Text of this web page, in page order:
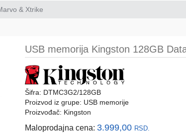
& Xtrike
USB memorija Kingston 128GB
Šifra: DTMC3G2/128GB
Proizvod iz grupe: USB memorije
Proizvođač: Kingston
Maloprodajna cena: 3.999,00 RSD.